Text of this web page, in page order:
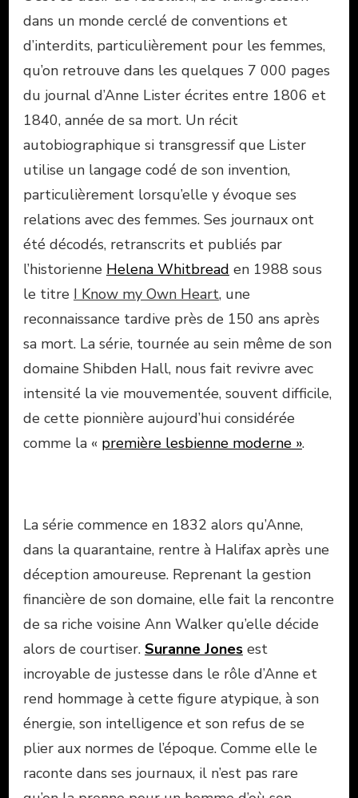
dans un monde cerclé de conventions et
d’interdits, particulièrement pour les femmes,
qu’on retrouve dans les quelques 7 000 pages
du journal d’Anne Lister écrites entre 1806 et
1840, année de sa mort. Un récit
autobiographique si transgressif que Lister
utilise un langage codé de son invention,
particulièrement lorsqu’elle y évoque ses
relations avec des femmes. Ses journaux ont
été décodés, retranscrits et publiés par
l’historienne Helena Whitbread en 1988 sous
le titre I Know my Own Heart, une
reconnaissance tardive près de 150 ans après
sa mort. La série, tournée au sein même de son
domaine Shibden Hall, nous fait revivre avec
intensité la vie mouvementée, souvent difficile,
de cette pionnière aujourd’hui considérée
comme la « première lesbienne moderne ».
La série commence en 1832 alors qu’Anne,
dans la quarantaine, rentre à Halifax après une
déception amoureuse. Reprenant la gestion
financière de son domaine, elle fait la rencontre
de sa riche voisine Ann Walker qu’elle décide
alors de courtiser. Suranne Jones est
incroyable de justesse dans le rôle d’Anne et
rend hommage à cette figure atypique, à son
énergie, son intelligence et son refus de se
plier aux normes de l’époque. Comme elle le
raconte dans ses journaux, il n’est pas rare